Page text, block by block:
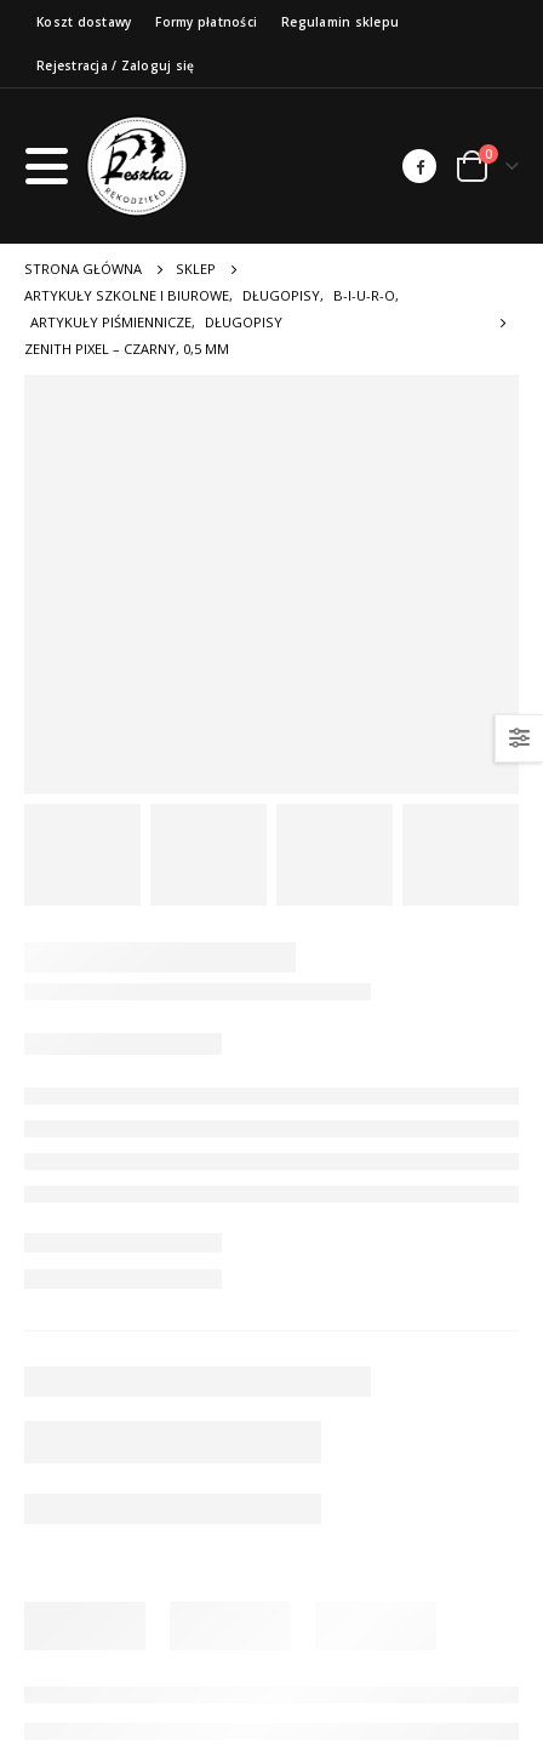
Koszt dostawy Formy płatności Regulamin sklepu
Rejestracja / Zaloguj się
0
STRONA GŁÓWNA
SKLEP
ARTYKUŁY SZKOLNE I BIUROWE, DŁUGOPISY, B-I-U-R-O,
ARTYKUŁY PIŚMIENNICZE,
DŁUGOPISY
ZENITH PIXEL – CZARNY, 0,5 MM